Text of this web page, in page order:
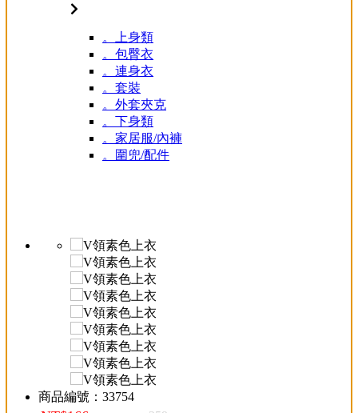
。上身類
。包臀衣
。連身衣
。套裝
。外套夾克
。下身類
。家居服/內褲
。圍兜/配件
商品編號： 33754